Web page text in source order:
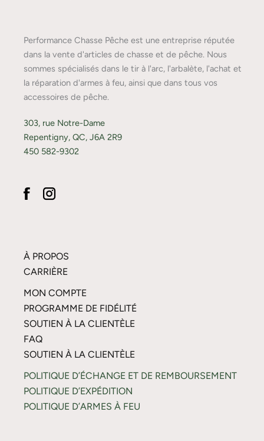
Performance Chasse Pêche est une entreprise réputée
dans la vente d'articles de chasse et de pêche. Nous
sommes spécialisés dans le tir à l'arc, l'arbalète, l'achat et
la réparation d'armes à feu, ainsi que dans tous vos
accessoires de pêche.
303, rue Notre-Dame
Repentigny, QC, J6A 2R9
450 582-9302
À PROPOS
CARRIÈRE
MON COMPTE
PROGRAMME DE FIDÉLITÉ
SOUTIEN À LA CLIENTÈLE
FAQ
SOUTIEN À LA CLIENTÈLE
POLITIQUE D’ÉCHANGE ET DE REMBOURSEMENT
POLITIQUE D’EXPÉDITION
POLITIQUE D’ARMES À FEU